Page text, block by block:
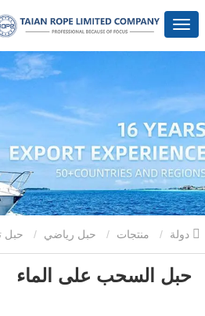
منتجات حبل رياضي حبل
حبل السحب على الماء